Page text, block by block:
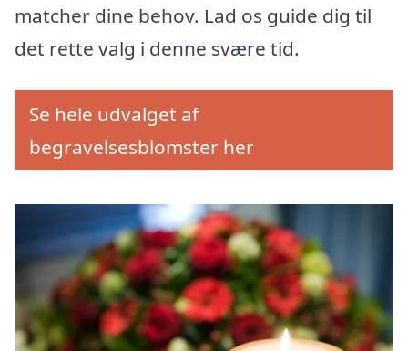
matcher dine behov. Lad os guide dig til
det rette valg i denne svære tid.
Se hele udvalget af
begravelsesblomster her